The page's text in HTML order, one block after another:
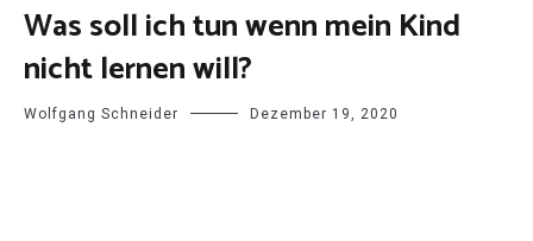
Was soll ich tun wenn mein Kind
nicht lernen will?
Wolfgang Schneider Dezember 19, 2020